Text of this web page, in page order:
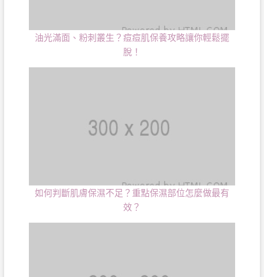
油光滿面、粉刺叢生？痘痘肌保養攻略讓你輕鬆擺
脫！
如何判斷肌膚保濕不足？重點保濕部位怎麼做最有
效？